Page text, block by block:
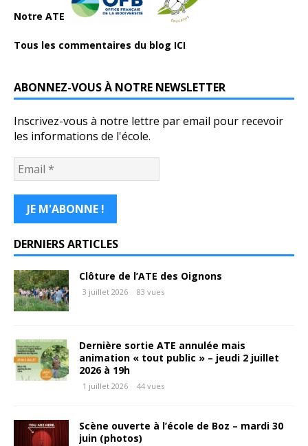
Notre ATE
Tous les commentaires du blog ICI
ABONNEZ-VOUS À NOTRE NEWSLETTER
Inscrivez-vous à notre lettre par email pour recevoir
les informations de l'école.
DERNIERS ARTICLES
Clôture de l’ATE des Oignons
3 juillet 2026 83 vues
Dernière sortie ATE annulée mais
animation « tout public » – jeudi 2 juillet
2026 à 19h
1 juillet 2026 44 vues
Scène ouverte à l’école de Boz – mardi 30
juin (photos)